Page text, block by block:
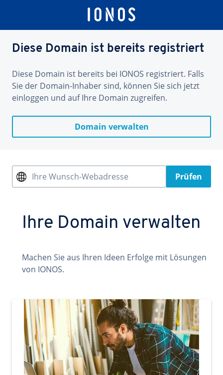
Diese Domain ist bereits registriert
Diese Domain ist bereits bei IONOS registriert. Falls
Sie der Domain-Inhaber sind, können Sie sich jetzt
einloggen und auf Ihre Domain zugreifen.
Domain verwalten
Ihre Wunsch-Webadresse Prüfen
Ihre Domain verwalten
Machen Sie aus Ihren Ideen Erfolge mit Lösungen
von IONOS.